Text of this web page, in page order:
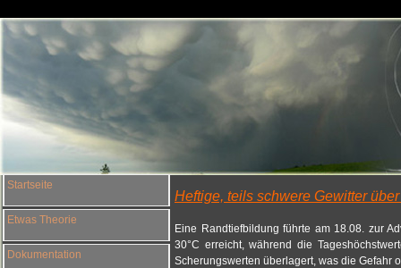
Startseite
Etwas Theorie
Dokumentation
Heftige, teils schwere Gewitter
Eine Randtiefbildung führte am 18.08. zur
30°C erreicht, während die
Scherungswerten überlagert, was die Gefahr